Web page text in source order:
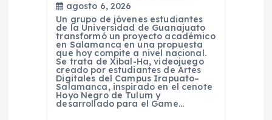
agosto 6, 2026
Un grupo de jóvenes estudiantes
de la Universidad de Guanajuato
transformó un proyecto académico
en Salamanca en una propuesta
que hoy compite a nivel nacional.
Se trata de Xibal-Ha, videojuego
creado por estudiantes de Artes
Digitales del Campus Irapuato–
Salamanca, inspirado en el cenote
Hoyo Negro de Tulum y
desarrollado para el Game…